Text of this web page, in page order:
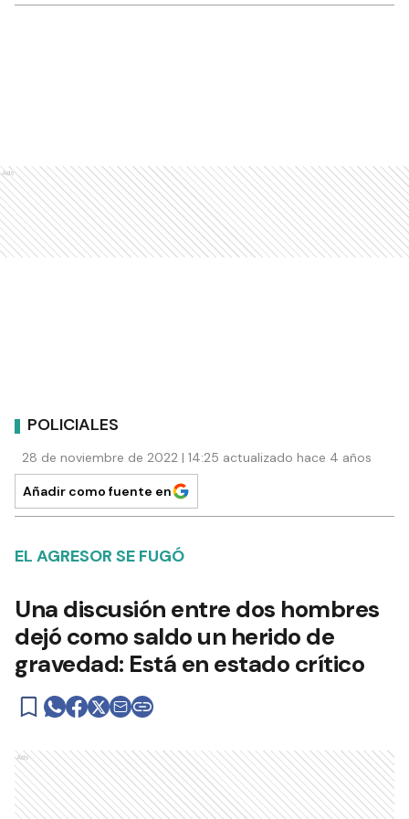
Ads
POLICIALES
28 de noviembre de 2022 | 14:25 actualizado hace 4 años
Añadir como fuente en
EL AGRESOR SE FUGÓ
Una discusión entre dos hombres
dejó como saldo un herido de
gravedad: Está en estado crítico
Ads